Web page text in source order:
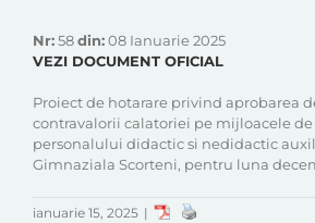
Nr:58din:08 Ianuarie 2025
VEZI DOCUMENT OFICIAL
Proiect de hotarare privind aprobarea
contravalorii calatoriei pe mijloacele
personalului didactic si nedidactic
Gimnaziala Scorteni, pentru luna
ianuarie 15, 2025 |